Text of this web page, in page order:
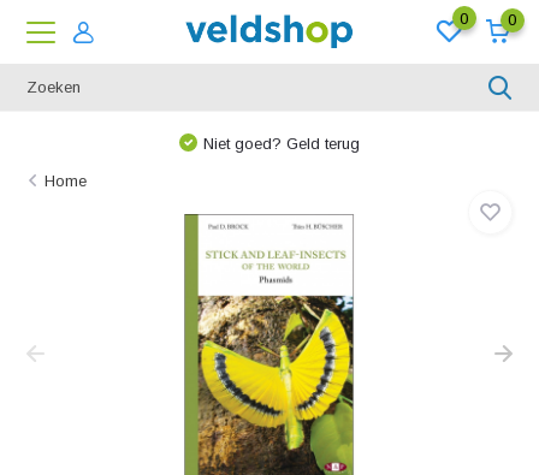
0 0
Niet goed? Geld terug
Home